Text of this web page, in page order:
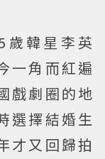
歲韓星李英
一角而紅遍
戲劇圈的地
選擇結婚生
才又回歸拍